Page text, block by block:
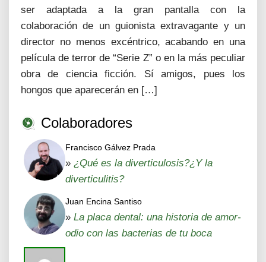
ser adaptada a la gran pantalla con la
colaboración de un guionista extravagante y un
director no menos excéntrico, acabando en una
película de terror de “Serie Z” o en la más peculiar
obra de ciencia ficción. Sí amigos, pues los
hongos que aparecerán en […]
Colaboradores
Francisco Gálvez Prada
» ¿Qué es la diverticulosis?¿Y la
diverticulitis?
Juan Encina Santiso
» La placa dental: una historia de amor-
odio con las bacterias de tu boca